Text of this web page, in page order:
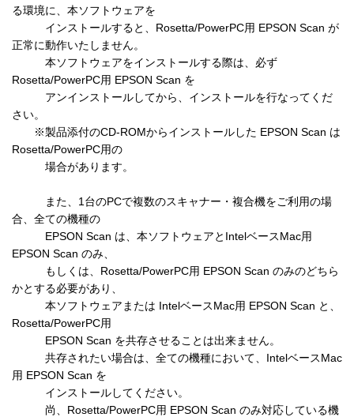
る環境に、本ソフトウェアを
インストールすると、Rosetta/PowerPC用 EPSON Scan が
正常に動作いたしません。
本ソフトウェアをインストールする際は、必ず
Rosetta/PowerPC用 EPSON Scan を
アンインストールしてから、インストールを行なってくだ
さい。
※製品添付のCD-ROMからインストールした EPSON Scan は
Rosetta/PowerPC用の
場合があります。
また、1台のPCで複数のスキャナー・複合機をご利用の場
合、全ての機種の
EPSON Scan は、本ソフトウェアとIntelベースMac用
EPSON Scan のみ、
もしくは、Rosetta/PowerPC用 EPSON Scan のみのどちら
かとする必要があり、
本ソフトウェアまたは IntelベースMac用 EPSON Scan と、
Rosetta/PowerPC用
EPSON Scan を共存させることは出来ません。
共存されたい場合は、全ての機種において、IntelベースMac
用 EPSON Scan を
インストールしてください。
尚、Rosetta/PowerPC用 EPSON Scan のみ対応している機